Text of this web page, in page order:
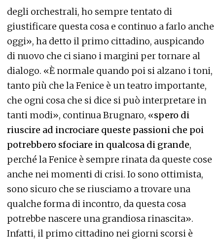
degli orchestrali, ho sempre tentato di
giustificare questa cosa e continuo a farlo anche
oggi», ha detto il primo cittadino, auspicando
di nuovo che ci siano i margini per tornare al
dialogo. «È normale quando poi si alzano i toni,
tanto più che la Fenice è un teatro importante,
che ogni cosa che si dice si può interpretare in
tanti modi», continua Brugnaro, «spero di
riuscire ad incrociare queste passioni che poi
potrebbero sfociare in qualcosa di grande,
perché la Fenice è sempre rinata da queste cose
anche nei momenti di crisi. Io sono ottimista,
sono sicuro che se riusciamo a trovare una
qualche forma di incontro, da questa cosa
potrebbe nascere una grandiosa rinascita».
Infatti, il primo cittadino nei giorni scorsi è